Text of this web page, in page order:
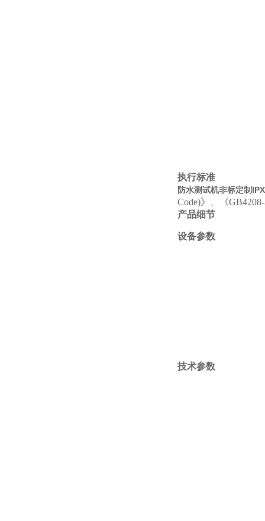
执行标准
防水测试机非标定制
Code)》、《
产品细节
设备参数
技术参数